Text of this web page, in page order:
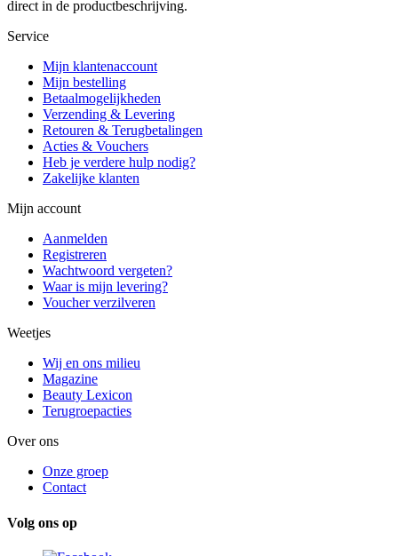
direct in de productbeschrijving.
Service
Mijn klantenaccount
Mijn bestelling
Betaalmogelijkheden
Verzending & Levering
Retouren & Terugbetalingen
Acties & Vouchers
Heb je verdere hulp nodig?
Zakelijke klanten
Mijn account
Aanmelden
Registreren
Wachtwoord vergeten?
Waar is mijn levering?
Voucher verzilveren
Weetjes
Wij en ons milieu
Magazine
Beauty Lexicon
Terugroepacties
Over ons
Onze groep
Contact
Volg ons op